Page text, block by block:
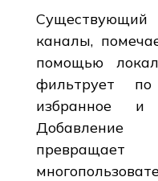
Существующий
каналы,
помощью
фильтрует по
избранное и